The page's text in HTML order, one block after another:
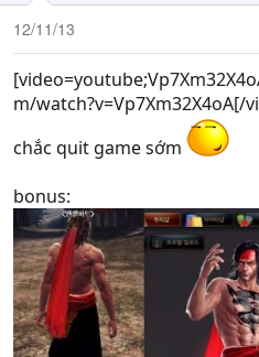
12/11/13
m/watch?v=Vp7Xm32X4oA[/
chắc quit game sớm
bonus: